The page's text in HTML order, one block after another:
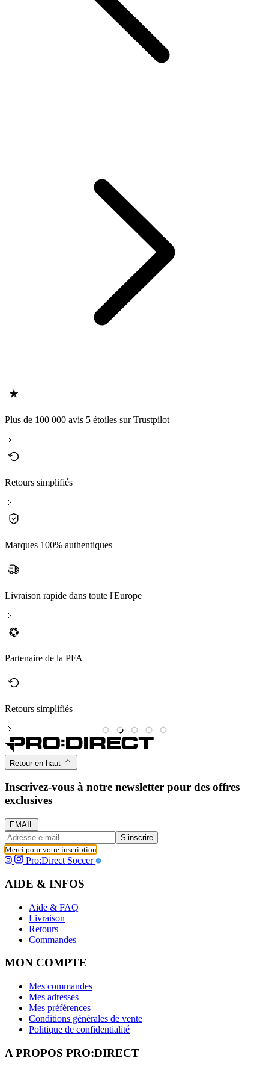
Plus de 100 000 avis 5 étoiles sur Trustpilot
Retours simplifiés
Marques 100% authentiques
Livraison rapide dans toute l'Europe
Partenaire de la PFA
Retours simplifiés
Retour en haut
Inscrivez-vous à notre newsletter pour des offres
exclusives
EMAIL
S’inscrire
Merci pour votre inscription
Pro:Direct Soccer
AIDE & INFOS
Aide & FAQ
Livraison
Retours
Commandes
MON COMPTE
Mes commandes
Mes adresses
Mes préférences
Conditions générales de vente
Politique de confidentialité
A PROPOS PRO:DIRECT